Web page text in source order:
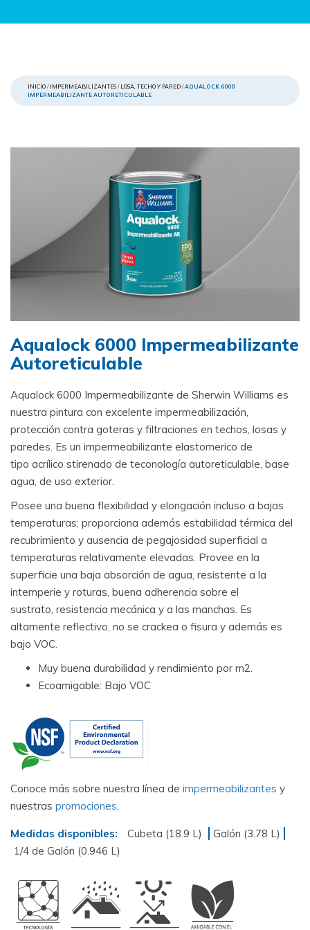
INICIO / IMPERMEABILIZANTES / LOSA, TECHO Y PARED /AQUALOCK 6000
IMPERMEABILIZANTE AUTORETICULABLE
Aqualock 6000 Impermeabilizante
Autoreticulable
Aqualock 6000 Impermeabilizante de Sherwin Williams es
nuestra pintura con excelente impermeabilización,
protección contra goteras y filtraciones en techos, losas y
paredes. Es un impermeabilizante elastomerico de
tipo acrílico stirenado de teconología autoreticulable, base
agua, de uso exterior.
Posee una buena flexibilidad y elongación incluso a bajas
temperaturas; proporciona además estabilidad térmica del
recubrimiento y ausencia de pegajosidad superficial a
temperaturas relativamente elevadas. Provee en la
superficie una baja absorción de agua, resistente a la
intemperie y roturas, buena adherencia sobre el
sustrato, resistencia mecánica y a las manchas. Es
altamente reflectivo, no se crackea o fisura y además es
bajo VOC.
Muy buena durabilidad y rendimiento por m2.
Ecoamigable: Bajo VOC
Conoce más sobre nuestra línea de impermeabilizantes y
nuestras promociones.
Medidas disponibles: Cubeta (18.9 L)
Galón (3.78 L)
1/4 de Galón (0.946 L)